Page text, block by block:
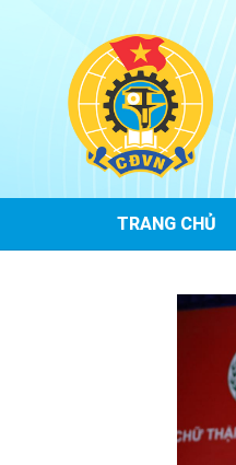
MAIN
NAVIGATION
TRANG CHỦ